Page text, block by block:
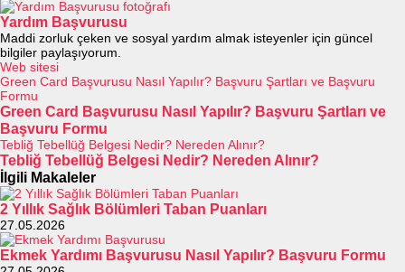
Yardım Başvurusu
Maddi zorluk çeken ve sosyal yardım almak isteyenler için güncel
bilgiler paylaşıyorum.
Web sitesi
Green Card Başvurusu Nasıl Yapılır? Başvuru Şartları ve Başvuru
Formu
Green Card Başvurusu Nasıl Yapılır? Başvuru Şartları ve
Başvuru Formu
Tebliğ Tebellüğ Belgesi Nedir? Nereden Alınır?
Tebliğ Tebellüğ Belgesi Nedir? Nereden Alınır?
İlgili Makaleler
2 Yıllık Sağlık Bölümleri Taban Puanları
27.05.2026
Ekmek Yardımı Başvurusu Nasıl Yapılır? Başvuru Formu